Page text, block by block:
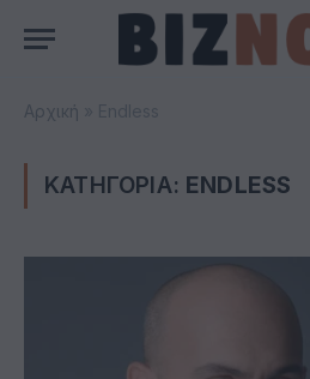
Αρχική
ΚΑΤΗΓΟΡΙΑ: ENDLESS